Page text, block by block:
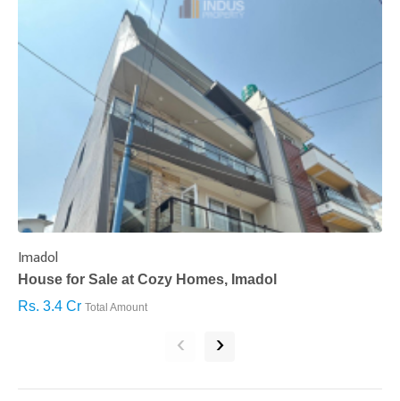
Imadol
House for Sale at Cozy Homes, Imadol
Rs. 3.4 Cr Total Amount
‹ ›